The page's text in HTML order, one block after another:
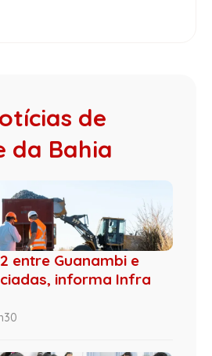
de
da Bahia
entre Guanambi e
informa Infra